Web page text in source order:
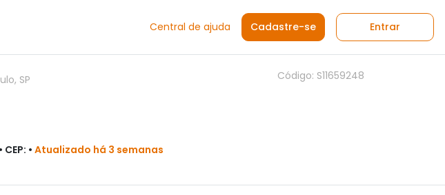
Central de ajuda Cadastre-se Entrar
SP Código: S11659248
• Atualizado há 3 semanas